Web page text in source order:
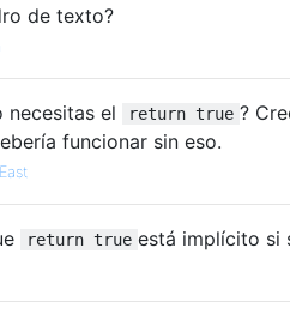
de texto?
necesitas el return true ?
funcionar sin eso.
return true está implícito si